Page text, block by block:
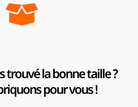
trouvé la bonne taille ?
pour vous !